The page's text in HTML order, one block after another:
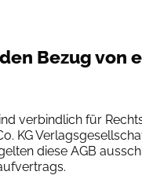
Bezug
verbindlich für
KG
diese AGB